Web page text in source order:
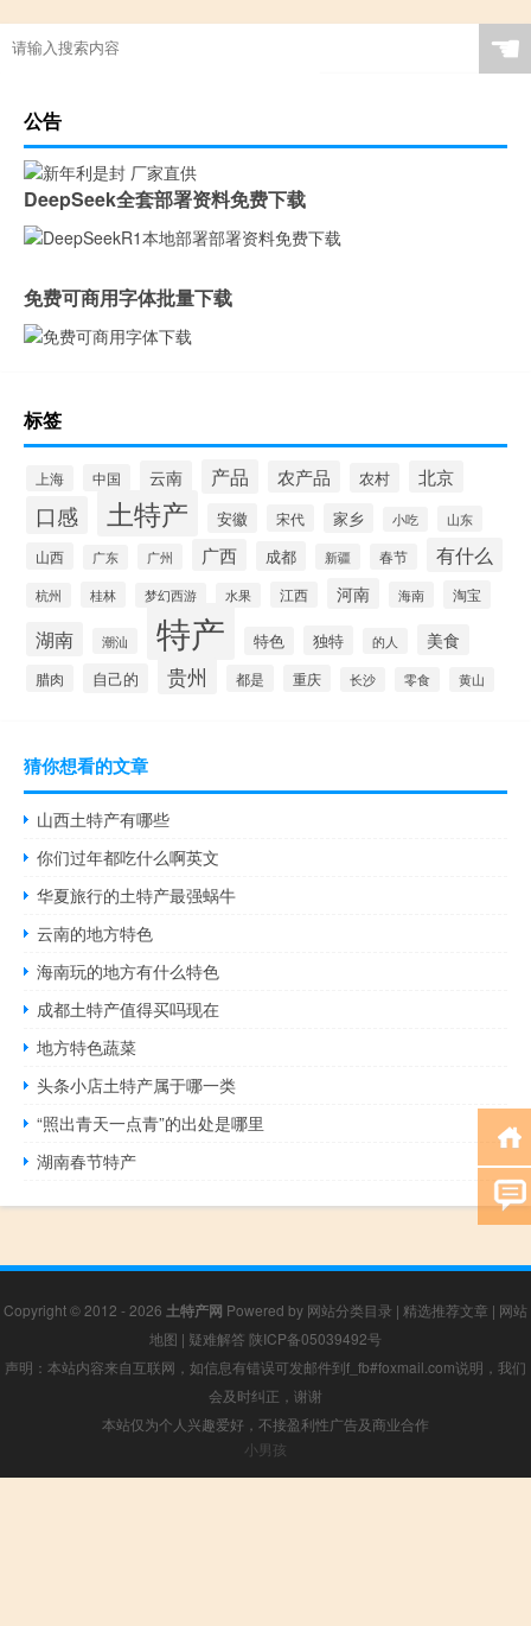
☚
公告
DeepSeek全套部署资料免费下载
免费可商用字体批量下载
标签
上海 中国 云南 产品 农产品 农村 北京
口感 土特产 安徽 宋代 家乡 小吃 山东
山西 广东 广州 广西 成都 新疆 春节 有什么
杭州 桂林 梦幻西游 水果 江西 河南 海南 淘宝
湖南 潮汕 特产 特色 独特 的人 美食
腊肉 自己的 贵州 都是 重庆 长沙 零食 黄山
猜你想看的文章
山西土特产有哪些
你们过年都吃什么啊英文
华夏旅行的土特产最强蜗牛
云南的地方特色
海南玩的地方有什么特色
成都土特产值得买吗现在
地方特色蔬菜
头条小店土特产属于哪一类
“照出青天一点青”的出处是哪里
湖南春节特产
Copyright © 2012 - 2026 土特产网 Powered by 网站分类目录 | 精选推荐文章 | 网站
地图 | 疑难解答 陕ICP备05039492号
声明：本站内容来自互联网，如信息有错误可发邮件到f_fb#foxmail.com说明，我们
会及时纠正，谢谢
本站仅为个人兴趣爱好，不接盈利性广告及商业合作
小男孩